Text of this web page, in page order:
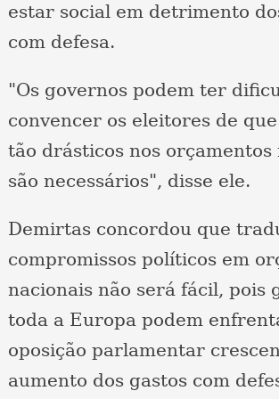
estar social em detrimento
com defesa.
"Os governos podem ter
convencer os eleitores de
tão drásticos nos
são necessários", disse ele.
Demirtas concordou que
compromissos políticos em
nacionais não será fácil, pois
toda a Europa podem
oposição parlamentar
aumento dos gastos com